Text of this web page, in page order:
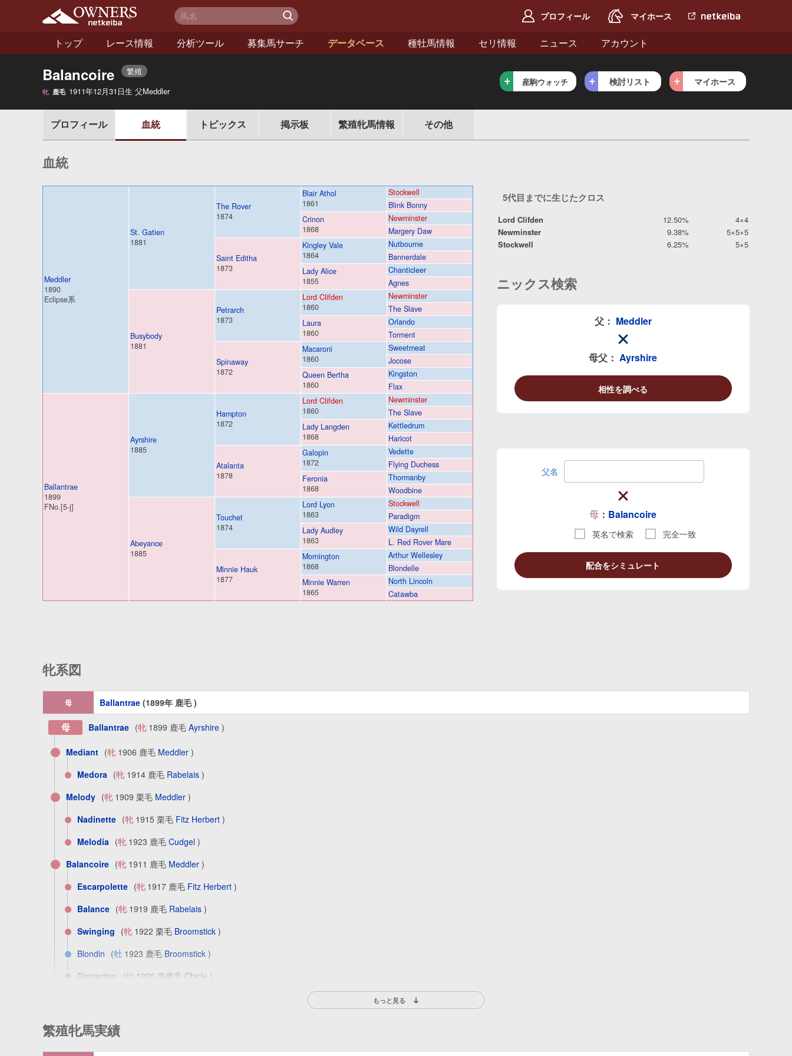
netkeiba オーナー
ズ プロフィール マイホース netkeiba.com
トップ レース情報 分析ツール 募集馬サーチ データベース 種牡馬情報 セリ情報 ニュース アカウント
Balancoire 繁殖
牝 鹿毛 1911年12月31日生 父Meddler
産駒ウォッチ 検討リスト マイホース
プロフィール 血統 トピックス 掲示板 繁殖牝馬情報 その他
血統
Meddler
1890
Eclipse系
St. Gatien
1881
The Rover
1874
Blair Athol
1861
Stockwell
Blink Bonny
Crinon
1868
Newminster
Margery Daw
Saint Editha
1873
Kingley Vale
1864
Nutbourne
Bannerdale
Lady Alice
1855
Chanticleer
Agnes
Busybody
1881
Petrarch
1873
Lord Clifden
1860
Newminster
The Slave
Laura
1860
Orlando
Torment
Spinaway
1872
Macaroni
1860
Sweetmeat
Jocose
Queen Bertha
1860
Kingston
Flax
Ballantrae
1899
FNo.[5-j]
Ayrshire
1885
Hampton
1872
Lord Clifden
1860
Newminster
The Slave
Lady Langden
1868
Kettledrum
Haricot
Atalanta
1878
Galopin
1872
Vedette
Flying Duchess
Feronia
1868
Thormanby
Woodbine
Abeyance
1885
Touchet
1874
Lord Lyon
1863
Stockwell
Paradigm
Lady Audley
1863
Wild Dayrell
L. Red Rover Mare
Minnie Hauk
1877
Mornington
1868
Arthur Wellesley
Blondelle
Minnie Warren
1865
North Lincoln
Catawba
5代目までに生じたクロス
Lord Clifden 12.50%
4×4
Newminster
9.38%
5×5×5
Stockwell
6.25% 5×5
ニックス検索
父： Meddler
母父：Ayrshire
相性を調べる
父名
母 ： Balancoire
英名で検索 完全一致
配合をシミュレート
牝系図
母 Ballantrae (1899年 鹿毛 )
母 Ballantrae (牝1899 鹿毛 Ayrshire )
Mediant (牝1906 鹿毛 Meddler )
Medora (牝1914 鹿毛 Rabelais )
Melody (牝1909 栗毛 Meddler )
Nadinette (牝1915 栗毛 Fitz Herbert )
Melodia (牝1923 鹿毛 Cudgel )
Balancoire (牝1911 鹿毛 Meddler )
Escarpolette (牝1917 鹿毛 Fitz Herbert )
Balance (牝1919 鹿毛 Rabelais )
Swinging (牝1922 栗毛 Broomstick )
Blondin (牡 1923 鹿毛 Broomstick )
Distraction (牡 1925 黒鹿毛 Chicle )
もっと見る
繁殖牝馬実績